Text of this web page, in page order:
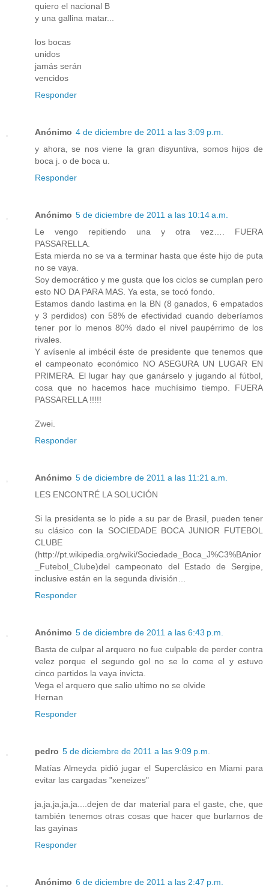
quiero el nacional B
y una gallina matar...
los bocas
unidos
jamás serán
vencidos
Responder
Anónimo 4 de diciembre de 2011 a las 3:09 p.m.
y ahora, se nos viene la gran disyuntiva, somos hijos de
boca j. o de boca u.
Responder
Anónimo 5 de diciembre de 2011 a las 10:14 a.m.
Le vengo repitiendo una y otra vez…. FUERA
PASSARELLA.
Esta mierda no se va a terminar hasta que éste hijo de puta
no se vaya.
Soy democrático y me gusta que los ciclos se cumplan pero
esto NO DA PARA MAS. Ya esta, se tocó fondo.
Estamos dando lastima en la BN (8 ganados, 6 empatados
y 3 perdidos) con 58% de efectividad cuando deberíamos
tener por lo menos 80% dado el nivel paupérrimo de los
rivales.
Y avísenle al imbécil éste de presidente que tenemos que
el campeonato económico NO ASEGURA UN LUGAR EN
PRIMERA. El lugar hay que ganárselo y jugando al fútbol,
cosa que no hacemos hace muchísimo tiempo. FUERA
PASSARELLA !!!!!
Zwei.
Responder
Anónimo 5 de diciembre de 2011 a las 11:21 a.m.
LES ENCONTRÉ LA SOLUCIÓN
Si la presidenta se lo pide a su par de Brasil, pueden tener
su clásico con la SOCIEDADE BOCA JUNIOR FUTEBOL
CLUBE
(http://pt.wikipedia.org/wiki/Sociedade_Boca_J%C3%BAnior
_Futebol_Clube)del campeonato del Estado de Sergipe,
inclusive están en la segunda división…
Responder
Anónimo 5 de diciembre de 2011 a las 6:43 p.m.
Basta de culpar al arquero no fue culpable de perder contra
velez porque el segundo gol no se lo come el y estuvo
cinco partidos la vaya invicta.
Vega el arquero que salio ultimo no se olvide
Hernan
Responder
pedro 5 de diciembre de 2011 a las 9:09 p.m.
Matías Almeyda pidió jugar el Superclásico en Miami para
evitar las cargadas "xeneizes"
ja,ja,ja,ja,ja....dejen de dar material para el gaste, che, que
también tenemos otras cosas que hacer que burlarnos de
las gayinas
Responder
Anónimo 6 de diciembre de 2011 a las 2:47 p.m.